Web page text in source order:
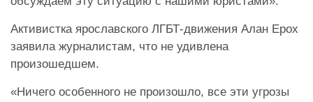
Активистка ярославского ЛГБТ-движения Алан Ерох
заявила журналистам, что не удивлена
произошедшем.
«Ничего особенного не произошло, все эти угрозы